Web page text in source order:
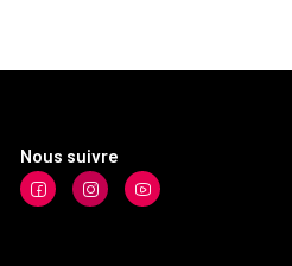
Nous suivre